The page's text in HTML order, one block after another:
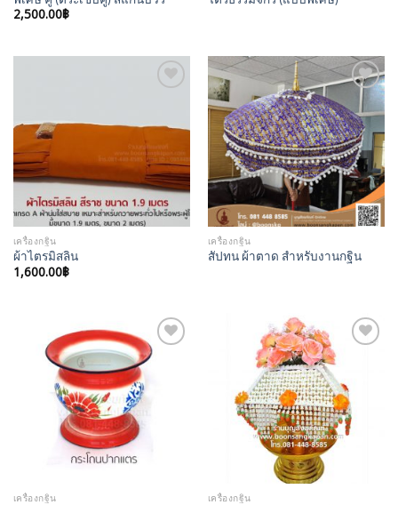
2,500.00฿
เครื่องกฐิน
ผ้าไตรมิสลิน
1,600.00฿
Add to
Wishlist
เครื่องกฐิน
สัปทน ผ้าตาด สำหรับงานกฐิน
Add to
เครื่องกฐิน เครื่องกฐิน